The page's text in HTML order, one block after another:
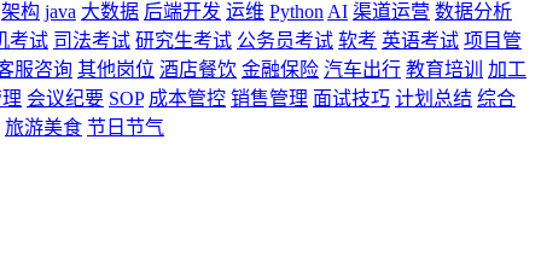
架构 java 大数据 后端开发 运维 Python AI 渠道运营 数据分析
考试 司法考试 研究生考试 公务员考试 软考 英语考试 项目管
服咨询 其他岗位 酒店餐饮 金融保险 汽车出行 教育培训
加工
会议纪要 SOP 成本管控 销售管理 面试技巧 计划总结 综合
旅游美食 节日节气